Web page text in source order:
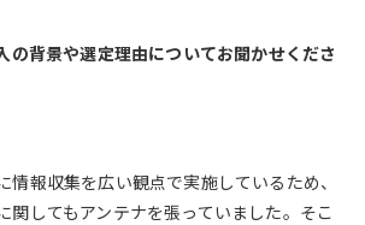
背景や選定理由についてお聞かせくださ
報収集を広い観点で実施しているため、
関してもアンテナを張っていました。そこ